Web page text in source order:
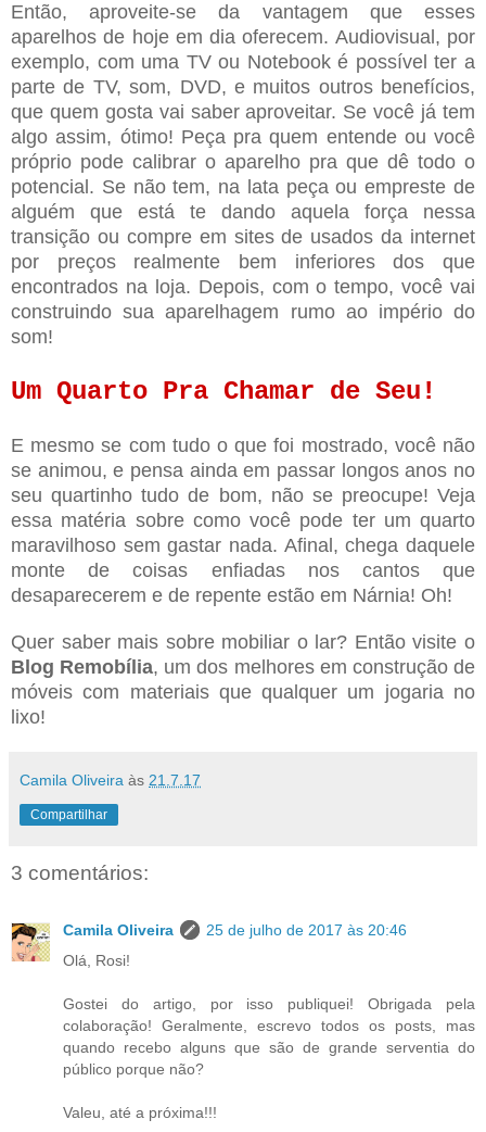
Então, aproveite-se da vantagem que esses
aparelhos de hoje em dia oferecem. Audiovisual, por
exemplo, com uma TV ou Notebook é possível ter a
parte de TV, som, DVD, e muitos outros benefícios,
que quem gosta vai saber aproveitar. Se você já tem
algo assim, ótimo! Peça pra quem entende ou você
próprio pode calibrar o aparelho pra que dê todo o
potencial. Se não tem, na lata peça ou empreste de
alguém que está te dando aquela força nessa
transição ou compre em sites de usados da internet
por preços realmente bem inferiores dos que
encontrados na loja. Depois, com o tempo, você vai
construindo sua aparelhagem rumo ao império do
som!
Um Quarto Pra Chamar de Seu!
E mesmo se com tudo o que foi mostrado, você não
se animou, e pensa ainda em passar longos anos no
seu quartinho tudo de bom, não se preocupe! Veja
essa matéria sobre como você pode ter um quarto
maravilhoso sem gastar nada. Afinal, chega daquele
monte de coisas enfiadas nos cantos que
desaparecerem e de repente estão em Nárnia! Oh!
Quer saber mais sobre mobiliar o lar? Então visite o
Blog Remobília, um dos melhores em construção de
móveis com materiais que qualquer um jogaria no
lixo!
Camila Oliveira às 21.7.17
Compartilhar
3 comentários:
Camila Oliveira
25 de julho de 2017 às 20:46
Olá, Rosi!
Gostei do artigo, por isso publiquei! Obrigada pela
colaboração! Geralmente, escrevo todos os posts, mas
quando recebo alguns que são de grande serventia do
público porque não?
Valeu, até a próxima!!!